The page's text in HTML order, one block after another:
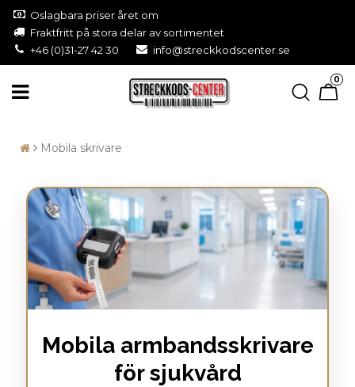
Oslagbara priser året om
Fraktfritt på stora delar av sortimentet
+46 (0)31-27 42 30
info@streckkodscenter.se
0
Mobila skrivare
Mobila armbandsskrivare
för sjukvård